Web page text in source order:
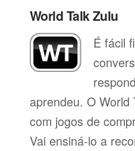
World Talk Zulu
É fácil
aprendeu. O
com jogos de
Vai ensiná-lo a